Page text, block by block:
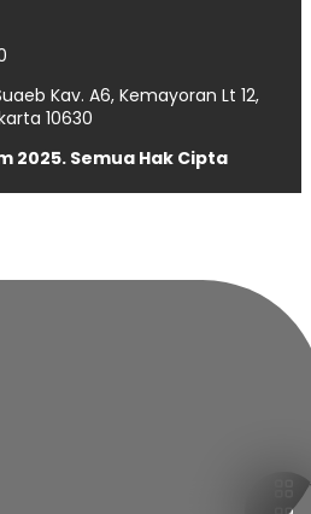
Kav. A6, Kemayoran Lt 12,
10630
2025. Semua Hak Cipta